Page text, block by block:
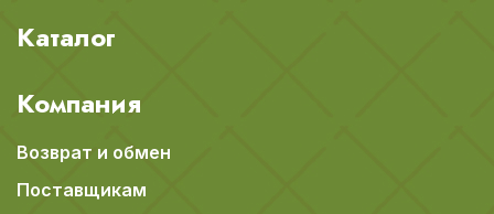
Каталог
Компания
Возврат и обмен
Поставщикам